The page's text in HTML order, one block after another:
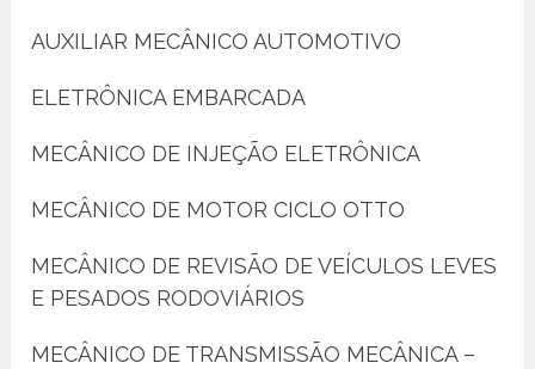
AUXILIAR MECÂNICO AUTOMOTIVO
ELETRÔNICA EMBARCADA
MECÂNICO DE INJEÇÃO ELETRÔNICA
MECÂNICO DE MOTOR CICLO OTTO
MECÂNICO DE REVISÃO DE VEÍCULOS LEVES
E PESADOS RODOVIÁRIOS
MECÂNICO DE TRANSMISSÃO MECÂNICA –